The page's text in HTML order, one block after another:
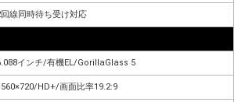
回線同時待ち受け対応
インチ/有機EL/GorillaGlass 5
HD+/画面比率19.2:9